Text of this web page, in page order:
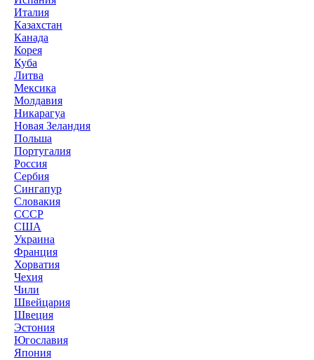
Италия
Казахстан
Канада
Корея
Куба
Литва
Мексика
Молдавия
Никарагуа
Новая Зеландия
Польша
Португалия
Россия
Сербия
Сингапур
Словакия
СССР
США
Украина
Франция
Хорватия
Чехия
Чили
Швейцария
Швеция
Эстония
Югославия
Япония